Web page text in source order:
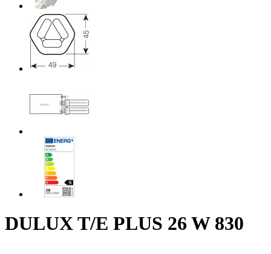
DULUX T/E PLUS 26 W 830